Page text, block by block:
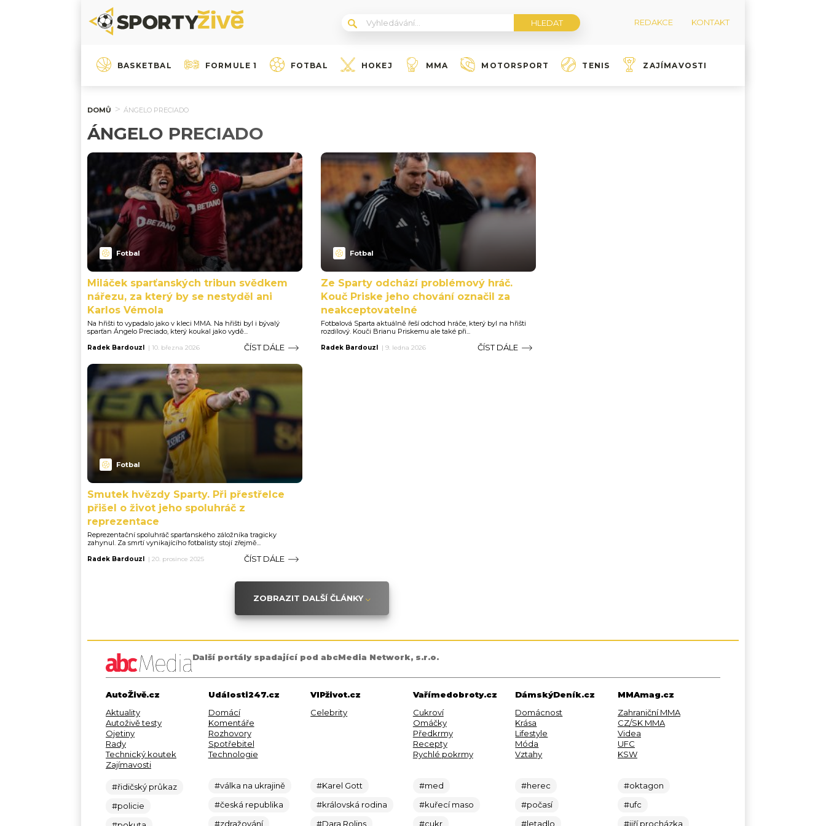
REDAKCE KONTAKT
BASKETBAL FORMULE 1 FOTBAL HOKEJ MMA MOTORSPORT TENIS ZAJÍMAVOSTI
DOMŮ ÁNGELO PRECIADO
ÁNGELO PRECIADO
Fotbal
Miláček sparťanských tribun svědkem
nářezu, za který by se nestyděl ani
Karlos Vémola
Na hřišti to vypadalo jako v kleci MMA. Na hřišti byl i bývalý
sparťan Ángelo Preciado, který koukal jako vydě...
Radek Bardouzl | 10. března 2026 ČÍST DÁLE
Fotbal
Ze Sparty odchází problémový hráč.
Kouč Priske jeho chování označil za
neakceptovatelné
Fotbalová Sparta aktuálně řeší odchod hráče, který byl na hřišti
rozdílový. Kouči Brianu Priskemu ale také při...
Radek Bardouzl | 9. ledna 2026 ČÍST DÁLE
Fotbal
Smutek hvězdy Sparty. Při přestřelce
přišel o život jeho spoluhráč z
reprezentace
Reprezentační spoluhráč sparťanského záložníka tragicky
zahynul. Za smrtí vynikajícího fotbalisty stojí zřejmě...
Radek Bardouzl | 20. prosince 2025 ČÍST DÁLE
ZOBRAZIT DALŠÍ ČLÁNKY
Další portály spadající pod abcMedia Network, s.r.o.
AutoŽivě.cz
Aktuality
Autoživě testy
Ojetiny
Rady
Technický koutek
Zajímavosti
#řidičský průkaz
#policie
Události247.cz
Domácí
Komentáře
Rozhovory
Spotřebitel
Technologie
#válka na ukrajině
#česká republika
#zdražování
VIPživot.cz
Celebrity
#Karel Gott
#královská rodina
#Dara Rolins
Vařímedobroty.cz
Cukroví
Omáčky
Předkrmy
Recepty
Rychlé pokrmy
#med
#kuřecí maso
#cukr
DámskýDeník.cz
Domácnost
Krása
Lifestyle
Móda
Vztahy
#herec
#počasí
#letadlo
MMAmag.cz
Zahraniční MMA
CZ/SK MMA
Videa
UFC
KSW
#oktagon
#ufc
#jiří procházka